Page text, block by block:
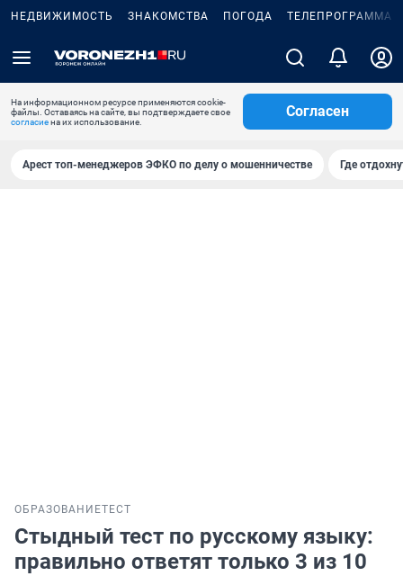
НЕДВИЖИМОСТЬ ЗНАКОМСТВА ПОГОДА ТЕЛЕПРОГРАММА
На информационном ресурсе применяются cookie-
файлы. Оставаясь на сайте, вы подтверждаете свое
согласиена их использование.
Согласен
Арест топ-менеджеров ЭФКО по делу о мошенничестве Где
ОБРАЗОВАНИЕТЕСТ
Стыдный тест по русскому языку:
правильно ответят только 3 из 10